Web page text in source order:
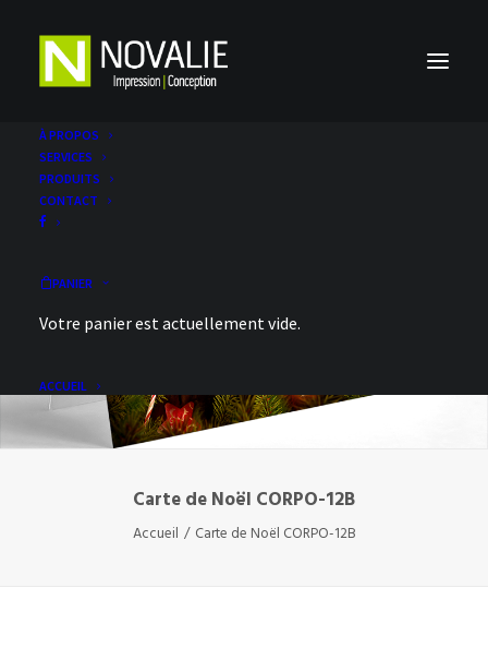
À PROPOS
SERVICES
PRODUITS
CONTACT
PANIER
Votre panier est actuellement vide.
ACCUEIL
Carte de Noël CORPO-12B
Accueil Carte de Noël CORPO-12B